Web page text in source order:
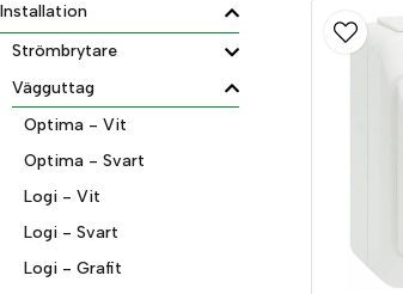
Installation
Strömbrytare
Vägguttag
Optima - Vit
Optima - Svart
Logi - Vit
Logi - Svart
Logi - Grafit